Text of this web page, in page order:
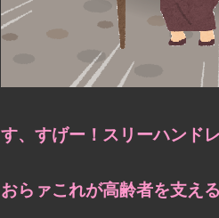
す、すげー！スリーハンド
おらァこれが高齢者を支え